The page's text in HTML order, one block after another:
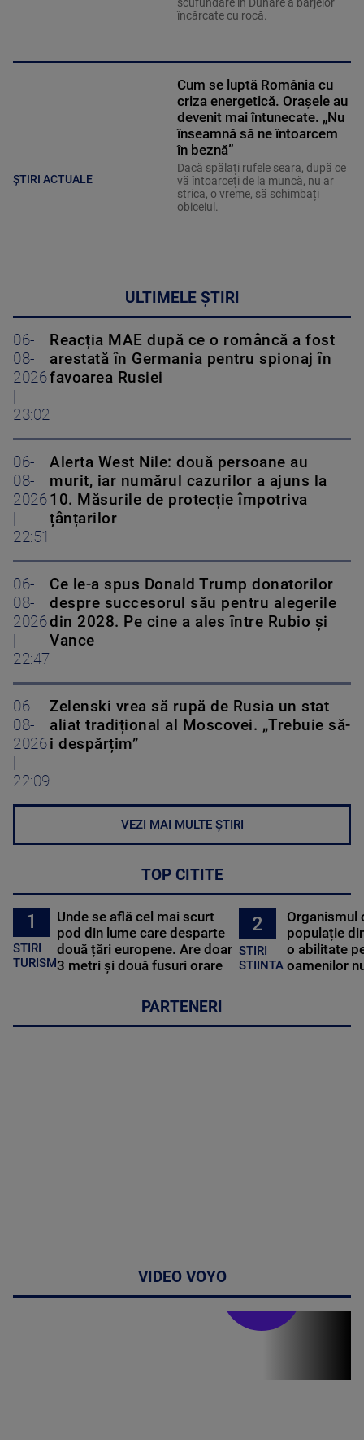
încărcate cu rocă.
ȘTIRI ACTUALE
Cum se luptă România cu
criza energetică. Orașele au
devenit mai întunecate. „Nu
înseamnă să ne întoarcem
în beznă”
Dacă spălați rufele seara, după ce
vă întoarceți de la muncă, nu ar
strica, o vreme, să schimbați
obiceiul.
ULTIMELE ȘTIRI
06-
08-
2026
23:02
Reacția MAE după ce o româncă a fost
arestată în Germania pentru spionaj în
favoarea Rusiei
06-
08-
2026
22:51
Alerta West Nile: două persoane au
murit, iar numărul cazurilor a ajuns la
10. Măsurile de protecție împotriva
țânțarilor
06-
08-
2026
22:47
Ce le-a spus Donald Trump donatorilor
despre succesorul său pentru alegerile
din 2028. Pe cine a ales între Rubio și
Vance
06-
08-
2026
22:09
Zelenski vrea să rupă de Rusia un stat
aliat tradițional al Moscovei. „Trebuie să-
i despărțim”
VEZI MAI MULTE ȘTIRI
TOP CITITE
1
STIRI
TURISM
Unde se află cel mai scurt
pod din lume care desparte
două țări europene. Are doar
3 metri și două fusuri orare
2
STIRI
STIINTA
Organismul
populație
o abilitate
oamenilor
PARTENERI
VIDEO VOYO